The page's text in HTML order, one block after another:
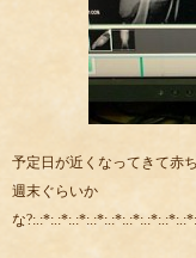
予定日が近くなってきて赤
週末ぐらいか
な